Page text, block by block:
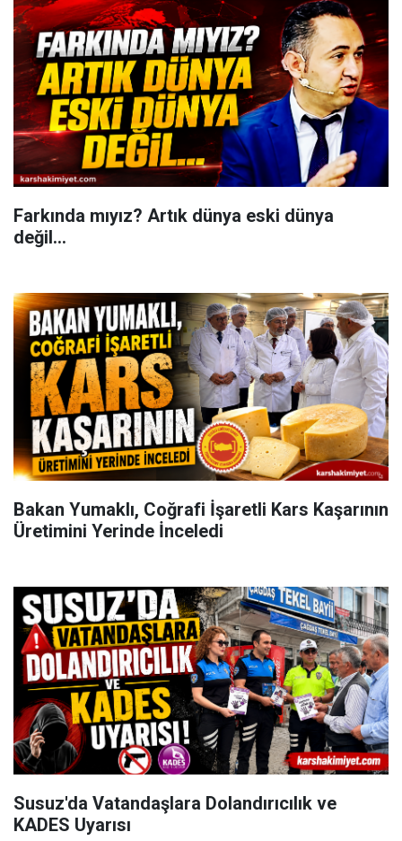
Farkında mıyız? Artık dünya eski dünya
değil...
Bakan Yumaklı, Coğrafi İşaretli Kars Kaşarının
Üretimini Yerinde İnceledi
Susuz'da Vatandaşlara Dolandırıcılık ve
KADES Uyarısı